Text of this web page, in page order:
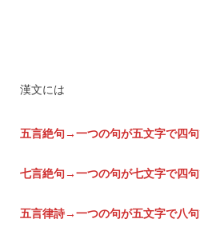
漢文には
五言絶句→一つの句が五文字で四句
七言絶句→一つの句が七文字で四句
五言律詩→一つの句が五文字で八句